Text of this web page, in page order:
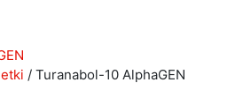
/ Turanabol-10 AlphaGEN